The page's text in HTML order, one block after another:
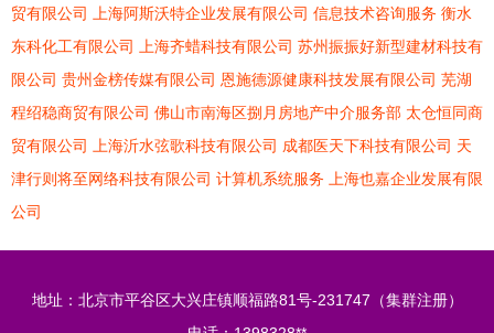
贸有限公司
上海阿斯沃特企业发展有限公司 信息技术咨询服务 衡水
东科化工有限公司
上海齐蜡科技有限公司 苏州振振好新型建材科技有
限公司 贵州金榜传媒有限公司 恩施德源健康科技发展有限公司 芜湖
程绍稳商贸有限公司 佛山市南海区捌月房地产中介服务部 太仓恒同商
贸有限公司
上海沂水弦歌科技有限公司 成都医天下科技有限公司 天
津行则将至网络科技有限公司 计算机系统服务
上海也嘉企业发展有限
公司
地址：北京市平谷区大兴庄镇顺福路81号-231747（集群注册）